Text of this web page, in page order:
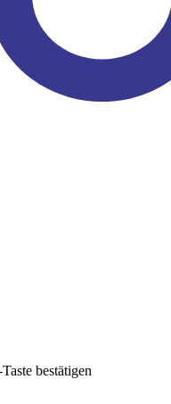
bestätigen